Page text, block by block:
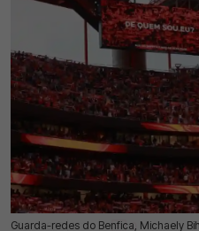
Guarda-redes do Benfica, Michaely
07 Jul 2026 | 16:44 | 0